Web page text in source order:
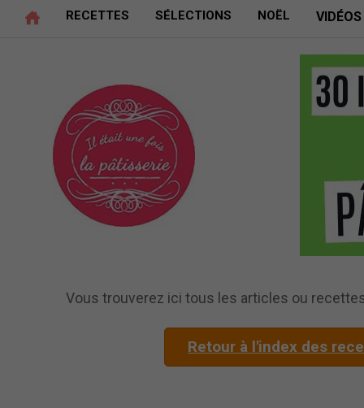
RECETTES SÉLECTIONS NOËL VIDÉOS
Vous trouverez ici tous les articles ou
Retour à l'index des